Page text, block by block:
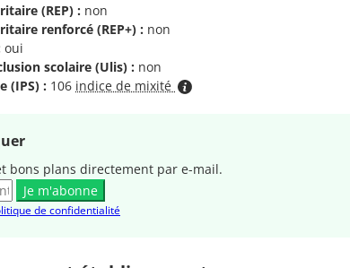
(REP) : non
renforcé (REP+) : non
oui
scolaire (Ulis) : non
(IPS) : 106 indice de mixité
bons plans directement par e-mail.
Je m'abonne
de confidentialité